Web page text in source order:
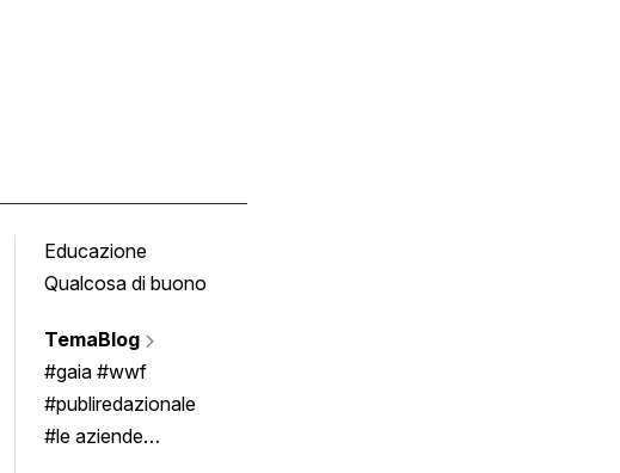
Educazione
Qualcosa di buono
TemaBlog
#gaia #wwf
#publiredazionale
#le aziende